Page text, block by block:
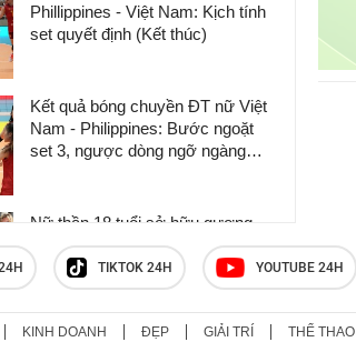
Phillippines - Việt Nam: Kịch tính
set quyết định (Kết thúc)
Kết quả bóng chuyền ĐT nữ Việt
Nam - Philippines: Bước ngoặt
set 3, ngược dòng ngỡ ngàng
Nữ thần 18 tuổi sở hữu gương
mặt búp bê, nhưng cơ bắp khiến
nam nhi "ngả mũ"
TIKTOK 24H YOUTUBE 24H
KINH DOANH ĐẸP GIẢI TRÍ THỂ THAO